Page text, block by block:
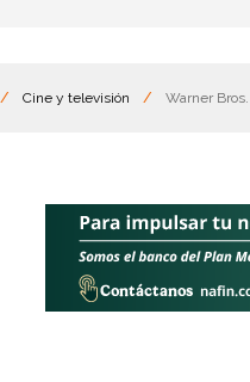
/ Cine y televisión / Warner